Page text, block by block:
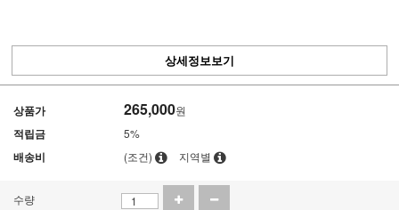
상세정보보기
상품가 265,000원
적립금 5%
배송비 (조건) 지역별
수량